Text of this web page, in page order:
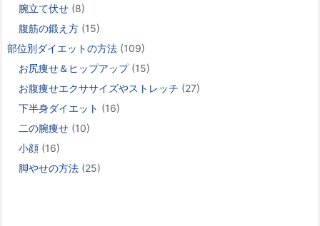
腕立て伏せ (8)
腹筋の鍛え方 (15)
部位別ダイエットの方法 (109)
お尻痩せ＆ヒップアップ(15)
お腹痩せエクササイズやストレッチ (27)
下半身ダイエット (16)
二の腕痩せ (10)
小顔 (16)
脚やせの方法 (25)